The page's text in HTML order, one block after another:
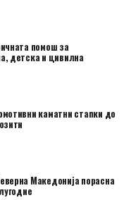
помош за
детска и цивилна
каматни стапки до
Македонија порасна